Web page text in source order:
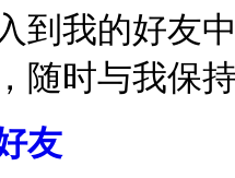
到我的好友
随时与我保
友